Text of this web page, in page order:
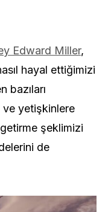
Edward Miller,
hayal ettiğimizi
bazıları
ve yetişkinlere
şeklimizi
de